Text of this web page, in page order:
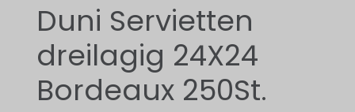
Anfang
Bildergalerie
springen
Duni Servietten
dreilagig 24X24
Bordeaux 250St.